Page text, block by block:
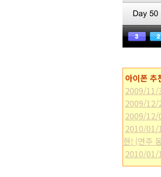
아이폰 추
2009/11/
2009/12/
2009/12/
2010/01/
현! (연주
2010/01/